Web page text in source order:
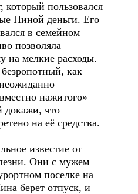
который пользовался
Ниной деньги. Его
в семейном
позволяла
на мелкие расходы.
как
нажитого»
докажи, что
на её средства.
известие от
Они с мужем
поселке на
берет отпуск, и